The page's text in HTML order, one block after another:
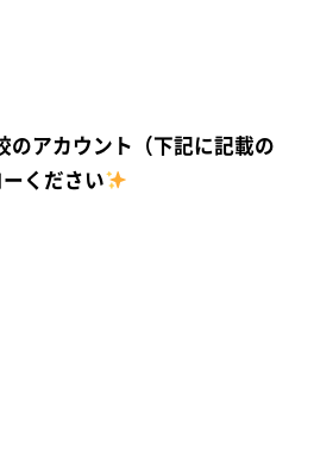
アカウント（下記に記載の
ください